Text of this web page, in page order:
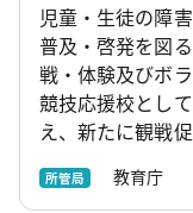
児童・生徒の障
普及・啓発を図
戦・体験及びボ
競技応援校とし
え、新たに観戦
所管局 教育庁